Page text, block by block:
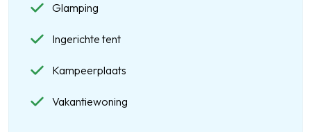
Glamping
Ingerichte tent
Kampeerplaats
Vakantiewoning